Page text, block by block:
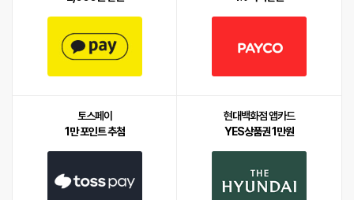
토스페이
1만 포인트 추첨
현대백화점 앱카드
YES상품권 1만원